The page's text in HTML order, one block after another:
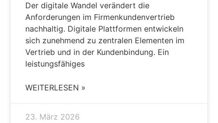
Der digitale Wandel verändert die
Anforderungen im Firmenkundenvertrieb
nachhaltig. Digitale Plattformen entwickeln
sich zunehmend zu zentralen Elementen im
Vertrieb und in der Kundenbindung. Ein
leistungsfähiges
WEITERLESEN »
23. März 2026